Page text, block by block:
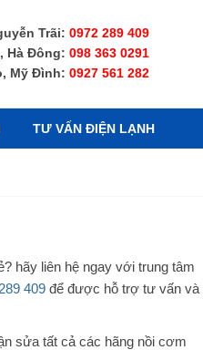
Trãi: 0972 289 409
Hà Đông: 098 363 0291
Mỹ Đình: 0927 561 282
TƯ VẤN ĐIỆN LẠNH
hãy liên hệ ngay với trung tâm
409 để được hỗ trợ tư vấn và
sửa tất cả các hãng nồi cơm